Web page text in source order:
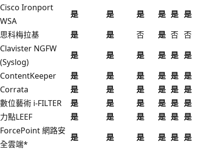
Cisco Ironport
WSA
是 是 是 是 是 是
思科梅拉基
是 是 否 是 否 否
Clavister NGFW
(Syslog)
是 是 是 是 是 是
ContentKeeper
是 是 是 是 是 是
Corrata
是 是 是 是 是 是
數位藝術 i-FILTER
是 是 是 是 是 是
力點LEEF
是 是 是 是 是 是
ForcePoint 網路安
全雲端*
是 是 是 是 是 是